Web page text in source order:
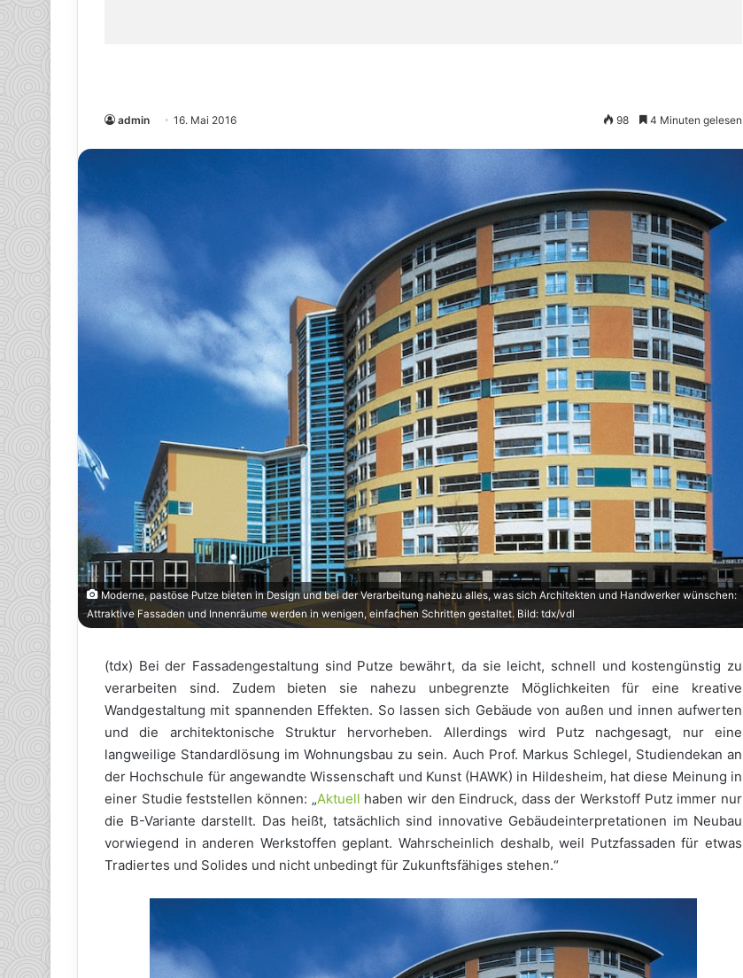
admin 16. Mai 2016 98 4 Minuten gelesen
Moderne, pastöse Putze bieten in Design und bei der Verarbeitung nahezu alles, was sich Architekten und Handwerker wünschen:
Attraktive Fassaden und Innenräume werden in wenigen, einfachen Schritten gestaltet. Bild: tdx/vdl
(tdx) Bei der Fassadengestaltung sind Putze bewährt, da sie leicht, schnell und kostengünstig zu
verarbeiten sind. Zudem bieten sie nahezu unbegrenzte Möglichkeiten für eine kreative
Wandgestaltung mit spannenden Effekten. So lassen sich Gebäude von außen und innen aufwerten
und die architektonische Struktur hervorheben. Allerdings wird Putz nachgesagt, nur eine
langweilige Standardlösung im Wohnungsbau zu sein. Auch Prof. Markus Schlegel, Studiendekan an
der Hochschule für angewandte Wissenschaft und Kunst (HAWK) in Hildesheim, hat diese Meinung in
einer Studie feststellen können: „Aktuell haben wir den Eindruck, dass der Werkstoff Putz immer nur
die B-Variante darstellt. Das heißt, tatsächlich sind innovative Gebäudeinterpretationen im Neubau
vorwiegend in anderen Werkstoffen geplant. Wahrscheinlich deshalb, weil Putzfassaden für etwas
Tradiertes und Solides und nicht unbedingt für Zukunftsfähiges stehen.“